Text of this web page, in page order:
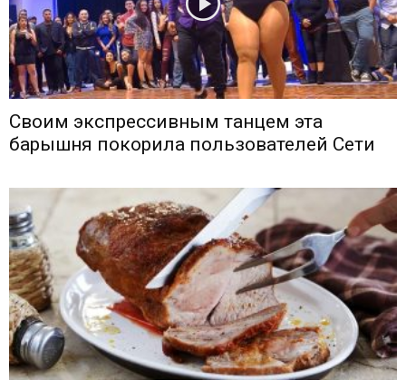
Своим экспрессивным танцем эта
барышня покорила пользователей Сети